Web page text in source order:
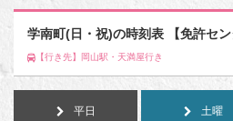
学南町(日・祝)の時刻表 【免許セン
【行き先】岡山駅・天満屋行き
平日 土曜